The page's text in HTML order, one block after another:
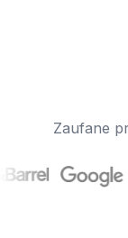
Zaufane